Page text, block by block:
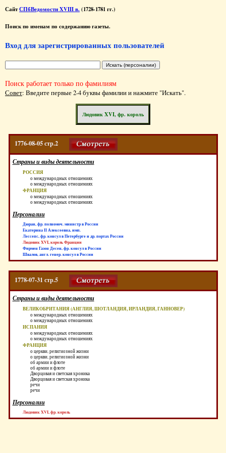
СайтСПбВедомости XVIII в. (1728-1781 гг.)
Поиск по именам по содержанию газеты.
Вход для зарегистрированных пользователей
Поиск работает только по фамилиям
Совет: Введите первые 2-4 буквы фамилии и нажмите "Искать".
Людовик XVI, фр. король
1776-08-05 стр.2
Страны и виды деятельности
РОССИЯ
о международных отношениях
о международных отношениях
ФРАНЦИЯ
о международных отношениях
о международных отношениях
Персоналии
Дюран, фр. полномоч. министр в России
Екатерина II Алексеевна, имп.
Лессепс, фр. консул в Петербурге и др. портах России
Людовик XVI, король Франции
Фирмен Газон Десен, фр. консул в России
Швалов, англ. генер. консул в России
1778-07-31 стр.5
Страны и виды деятельности
ВЕЛИКОБРИТАНИЯ (АНГЛИЯ, ШОТЛАНДИЯ, ИРЛАНДИЯ, ГАННОВЕР)
о международных отношениях
о международных отношениях
ИСПАНИЯ
о международных отношениях
о международных отношениях
ФРАНЦИЯ
о церкви, религиозной жизни
о церкви, религиозной жизни
об армии и флоте
об армии и флоте
Дворцовая и светская хроника
Дворцовая и светская хроника
речи
речи
Персоналии
Людовик XVI, фр. король